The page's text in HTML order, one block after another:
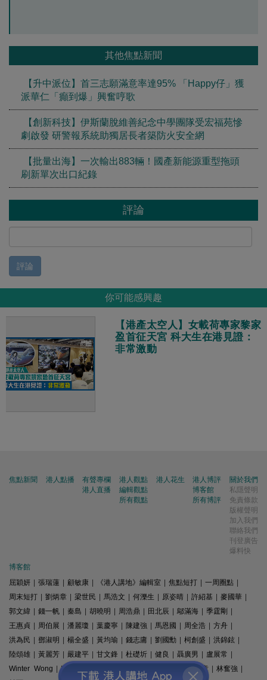
其他焦點新聞
【升中派位】首三志願滿意率達95% 「Happy仔」獲
派華仁「癲到爆」興奮哼歌
【創新科技】伊斯蘭脫維善紀念中學團隊受宏福苑慘
劇啟發 研警報系統助獨居長者築防火安全網
【批量出海】一次輸出883輛！國產新能源重型拖頭
刷新單次出口紀錄
評論
評論
你可能感興趣
【港產太空人】女載荷專家黎家
盈首征天宮 科大生在港見證：
非常激動
焦點新聞 港人點播
有聲專欄
港人直播
港人觀點
編輯觀點
所有觀點
港人花生
港人博評
博客館
所有博評
關於我們
私隱聲明
免責條款
版權聲明
加入我們
聯絡我們
刊登廣告
爆料快
博客館
屈穎妍 | 張瑞蓮 | 顧敏康 | 《港人講地》編輯室 | 焦點短打 | 一周圈點 |
周末短打 | 劉炳章 | 梁世民 | 馬浩文 | 何濼生 | 原姿晴 | 許紹基 | 麥國華 |
郭文緯 | 錢一帆 | 秦島 | 胡曉明 | 周浩鼎 | 田北辰 | 鄔滿海 | 季霆剛 |
王惠貞 | 周伯展 | 潘麗瓊 | 葉慶寧 | 陳建強 | 馬恩國 | 周全浩 | 方舟 |
洪為民 | 鄧淑明 | 楊全盛 | 黃均瑜 | 錢志庸 | 劉國勳 | 柯創盛 | 洪錦鉉 |
陸頌雄 | 黃麗芳 | 嚴建平 | 甘文鋒 | 杜礎圻 | 健良 | 聶廣男 | 盧展常 |
Winter Wong | K2 精選文章 | 林奮強 |